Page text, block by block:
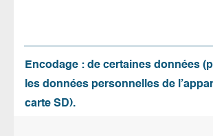
Encodage : de certaines données
les données personnelles de
carte SD).